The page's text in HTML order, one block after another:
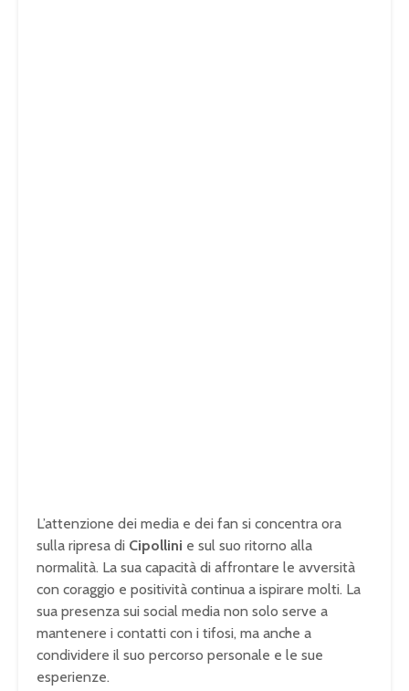
L’attenzione dei media e dei fan si concentra ora
sulla ripresa di Cipollini e sul suo ritorno alla
normalità. La sua capacità di affrontare le avversità
con coraggio e positività continua a ispirare molti. La
sua presenza sui social media non solo serve a
mantenere i contatti con i tifosi, ma anche a
condividere il suo percorso personale e le sue
esperienze.